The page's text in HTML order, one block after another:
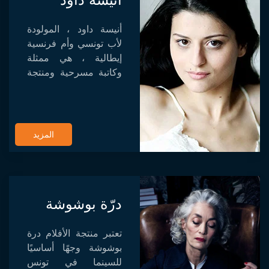
أنيسة داود ، المولودة
لأب تونسي وأم فرنسية
إيطالية ، هي ممثلة
وكاتبة مسرحية ومنتجة
Artistes Producteurs
المزيد
درّة بوشوشة
تعتبر منتجة الأفلام درة
بوشوشة وجهًا أساسيًا
للسينما في تونس